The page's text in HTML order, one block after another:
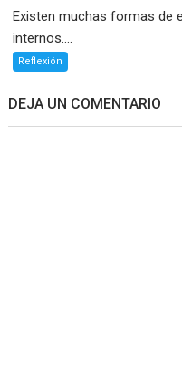
Existen muchas formas de
internos....
Reflexión
DEJA UN COMENTARIO